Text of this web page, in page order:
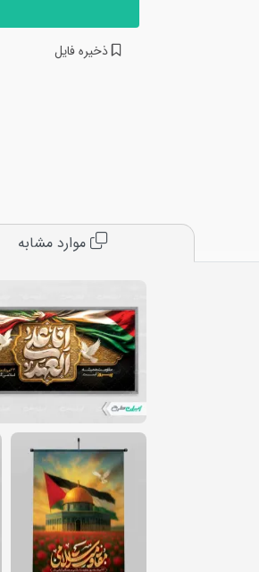
ذخیره فایل
موارد مشابه